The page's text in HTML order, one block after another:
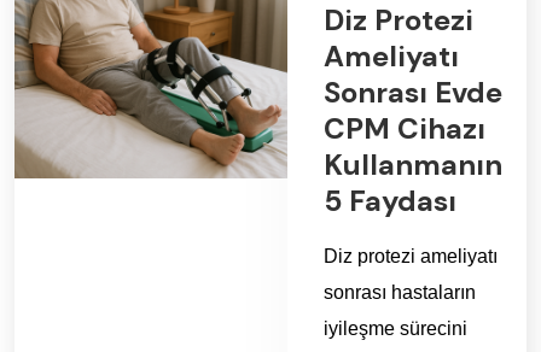
Diz Protezi
Ameliyatı
Sonrası Evde
CPM Cihazı
Kullanmanın
5 Faydası
Diz protezi ameliyatı
sonrası hastaların
iyileşme sürecini